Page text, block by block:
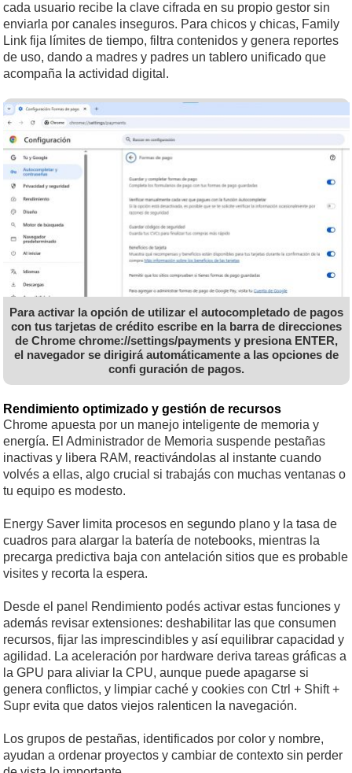
cada usuario recibe la clave cifrada en su propio gestor sin
enviarla por canales inseguros. Para chicos y chicas, Family
Link fija límites de tiempo, filtra contenidos y genera reportes
de uso, dando a madres y padres un tablero unificado que
acompaña la actividad digital.
Para activar la opción de utilizar el autocompletado de pagos
con tus tarjetas de crédito escribe en la barra de direcciones
de Chrome chrome://settings/payments y presiona ENTER,
el navegador se dirigirá automáticamente a las opciones de
confi guración de pagos.
Rendimiento optimizado y gestión de recursos
Chrome apuesta por un manejo inteligente de memoria y
energía. El Administrador de Memoria suspende pestañas
inactivas y libera RAM, reactivándolas al instante cuando
volvés a ellas, algo crucial si trabajás con muchas ventanas o
tu equipo es modesto.
Energy Saver limita procesos en segundo plano y la tasa de
cuadros para alargar la batería de notebooks, mientras la
precarga predictiva baja con antelación sitios que es probable
visites y recorta la espera.
Desde el panel Rendimiento podés activar estas funciones y
además revisar extensiones: deshabilitar las que consumen
recursos, fijar las imprescindibles y así equilibrar capacidad y
agilidad. La aceleración por hardware deriva tareas gráficas a
la GPU para aliviar la CPU, aunque puede apagarse si
genera conflictos, y limpiar caché y cookies con Ctrl + Shift +
Supr evita que datos viejos ralenticen la navegación.
Los grupos de pestañas, identificados por color y nombre,
ayudan a ordenar proyectos y cambiar de contexto sin perder